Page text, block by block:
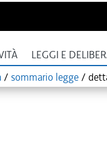
LEGGI E
/ sommario legge /